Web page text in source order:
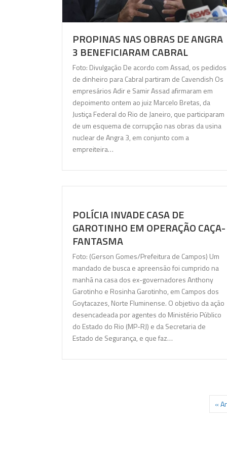
PROPINAS NAS OBRAS DE ANGRA
3 BENEFICIARAM CABRAL
Foto: Divulgação De acordo com Assad, os pedidos
de dinheiro para Cabral partiram de Cavendish Os
empresários Adir e Samir Assad afirmaram em
depoimento ontem ao juiz Marcelo Bretas, da
Justiça Federal do Rio de Janeiro, que participaram
de um esquema de corrupção nas obras da usina
nuclear de Angra 3, em conjunto com a
empreiteira…
POLÍCIA INVADE CASA DE
GAROTINHO EM OPERAÇÃO CAÇA-
FANTASMA
Foto: (Gerson Gomes/Prefeitura de Campos) Um
mandado de busca e apreensão foi cumprido na
manhã na casa dos ex-governadores Anthony
Garotinho e Rosinha Garotinho, em Campos dos
Goytacazes, Norte Fluminense. O objetivo da ação
desencadeada por agentes do Ministério Público
do Estado do Rio (MP-RJ) e da Secretaria de
Estado de Segurança, e que faz…
«